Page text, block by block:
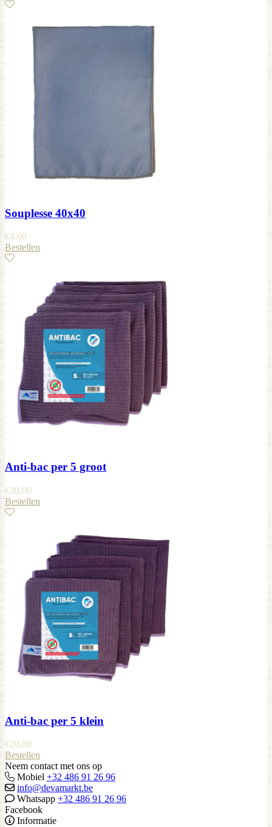
Souplesse 40x40
€4,00
Bestellen
Anti-bac per 5 groot
€30,00
Bestellen
Anti-bac per 5 klein
€20,00
Bestellen
Neem contact met ons op
Mobiel +32 486 91 26 96
info@devamarkt.be
Whatsapp +32 486 91 26 96
Facebook
Informatie